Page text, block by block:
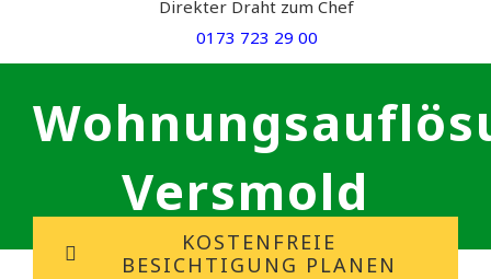
Direkter Draht zum Chef
0173 723 29 00
Versmold
KOSTENFREIE
BESICHTIGUNG PLANEN